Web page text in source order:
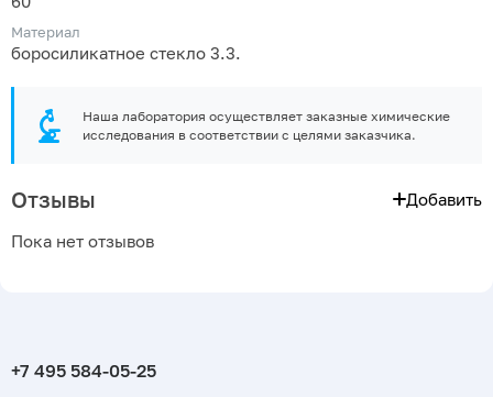
Материал
боросиликатное стекло 3.3.
Наша лаборатория осуществляет заказные химические
исследования в соответствии с целями заказчика.
Отзывы Добавить
Пока нет отзывов